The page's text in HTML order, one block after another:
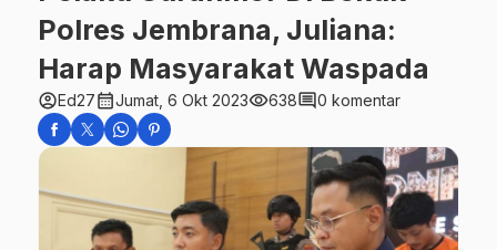
Polres Jembrana, Juliana:
Harap Masyarakat Waspada
account_circleEd27calendar_monthJumat, 6 Okt 2023visibility638comment0 komentar